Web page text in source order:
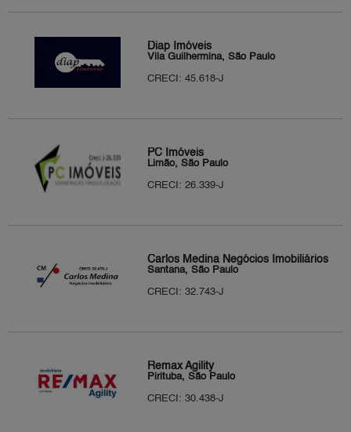
Diap Imóveis
Vila Guilhermina, São Paulo
CRECI: 45.618-J
PC Imóveis
Limão, São Paulo
CRECI: 26.339-J
Carlos Medina Negócios Imobiliários
Santana, São Paulo
CRECI: 32.743-J
Remax Agility
Pirituba, São Paulo
CRECI: 30.438-J